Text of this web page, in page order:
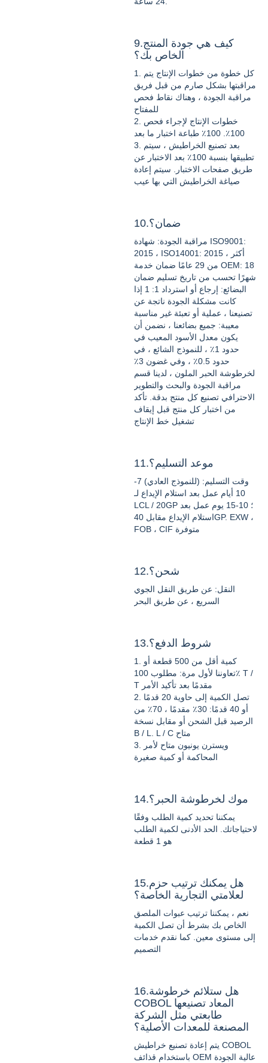
9.كيف هي جودة المنتج
الخاص بك؟
1. كل خطوة من خطوات الإنتاج يتم
مراقبتها بشكل صارم من قبل فريق
مراقبة الجودة ، وهناك نقاط فحص
للمفتاح
2. خطوات الإنتاج لإجراء فحص
100٪. 100٪ طباعة اختبار ما بعد
3. بعد تصنيع الخراطيش ، سيتم
تطبيقها بنسبة 100٪ بعد الاختبار عن
طريق صفحات الاختبار. سيتم إعادة
صياغة الخراطيش التي بها عيب
10.ضمان؟
مراقبة الجودة: شهادة ISO9001:
2015 ، ISO14001: 2015 ، أكثر
من 29 عامًا ضمان خدمة OEM: 18
شهرًا تحسب من تاريخ تسليم ضمان
البضائع: إرجاع أو استرداد 1: 1 إذا
كانت مشكلة الجودة ناتجة عن
تصنيعنا ، عملية أو تعبئة غير مناسبة
معيبة: جميع بضائعنا ، نضمن أن
يكون معدل الأسود المعيب في
حدود 1٪ ، للنموذج الشائع ، في
حدود 0.5٪ ، وفي غضون 3٪
لخرطوشة الحبر الملون ، لدينا قسم
مراقبة الجودة والبحث والتطوير
الاحترافي تصنيع كل منتج بدقة. تأكد
من اختبار كل منتج قبل إيقاف
تشغيل خط الإنتاج
11.موعد التسليم؟
وقت التسليم: (للنموذج العادي) 7-
10 أيام عمل بعد استلام الإيداع لـ
LCL / 20GP ؛ 10-15 يوم عمل بعد
استلام الإيداع مقابل 40GP. EXW ،
FOB ، CIF متوفرة
12.شحن؟
النقل: عن طريق النقل الجوي
السريع ، عن طريق البحر
13.شروط الدفع؟
1. كمية أقل من 500 قطعة أو
تعاوننا لأول مرة: مطلوب 100٪ T /
T مقدمًا بعد تأكيد الأمر
2. تصل الكمية إلى حاوية 20 قدمًا
أو 40 قدمًا: 30٪ مقدمًا ، 70٪ من
الرصيد قبل الشحن أو مقابل نسخة
B / L. L / C متاح
3. ويسترن يونيون متاح لأمر
المحاكمة أو كمية صغيرة
14.موك لخرطوشة الحبر؟
يمكننا تحديد كمية الطلب وفقًا
لاحتياجاتك. الحد الأدنى لكمية الطلب
هو 1 قطعة
15.هل يمكنك ترتيب حزم
لعلامتي التجارية الخاصة؟
نعم ، يمكننا ترتيب عبوات الملصق
الخاص بك بشرط أن تصل الكمية
إلى مستوى معين. كما نقدم خدمات
التصميم
16.هل ستلائم خرطوشة
COBOL المعاد تصنيعها
طابعتي مثل الشركة
المصنعة للمعدات الأصلية؟
يتم إعادة تصنيع خراطيش COBOL
باستخدام قذائف OEM عالية الجودة